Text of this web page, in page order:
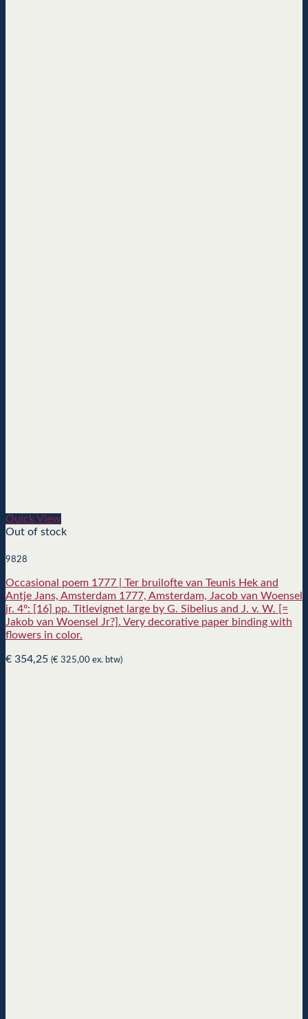
Quick View
Out of stock
9828
Occasional poem 1777 | Ter bruilofte van Teunis Hek and
Antje Jans, Amsterdam 1777, Amsterdam, Jacob van Woensel
jr. 4º: [16] pp. Titlevignet large by G. Sibelius and J. v. W. [=
Jakob van Woensel Jr?]. Very decorative paper binding with
flowers in color.
€ 354,25 (€ 325,00 ex. btw)